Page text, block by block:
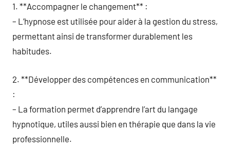
1. **Accompagner le changement** :
– L’hypnose est utilisée pour aider à la gestion du stress,
permettant ainsi de transformer durablement les
habitudes.
2. **Développer des compétences en communication**
:
– La formation permet d’apprendre l’art du langage
hypnotique, utiles aussi bien en thérapie que dans la vie
professionnelle.